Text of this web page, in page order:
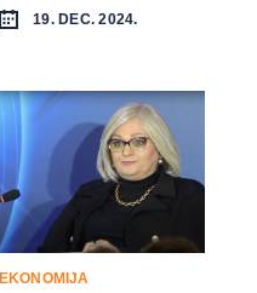
19. DEC. 2024.
EKONOMIJA